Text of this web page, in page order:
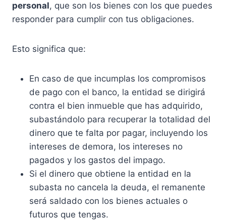
personal, que son los bienes con los que puedes
responder para cumplir con tus obligaciones.
Esto significa que:
En caso de que incumplas los compromisos
de pago con el banco, la entidad se dirigirá
contra el bien inmueble que has adquirido,
subastándolo para recuperar la totalidad del
dinero que te falta por pagar, incluyendo los
intereses de demora, los intereses no
pagados y los gastos del impago.
Si el dinero que obtiene la entidad en la
subasta no cancela la deuda, el remanente
será saldado con los bienes actuales o
futuros que tengas.